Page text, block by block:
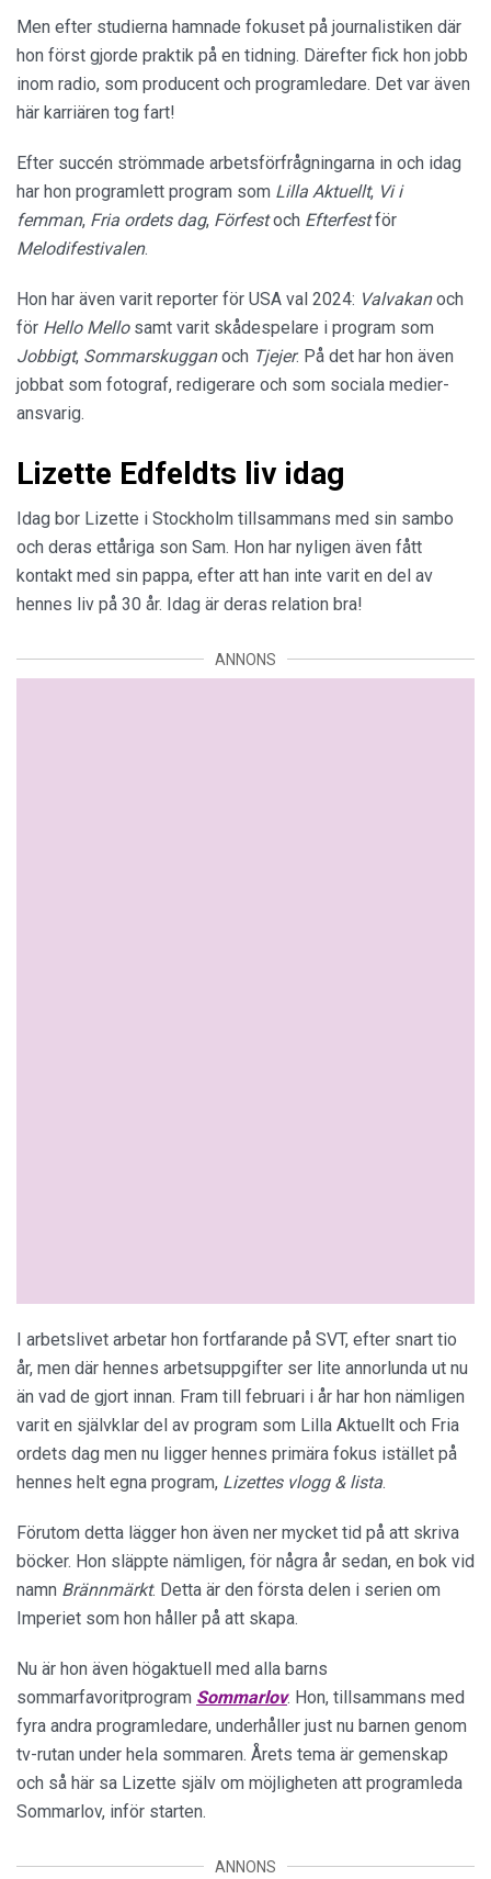
Men efter studierna hamnade fokuset på journalistiken där
hon först gjorde praktik på en tidning. Därefter fick hon jobb
inom radio, som producent och programledare. Det var även
här karriären tog fart!
Efter succén strömmade arbetsförfrågningarna in och idag
har hon programlett program som Lilla Aktuellt, Vi i
femman, Fria ordets dag, Förfestoch Efterfestför
Melodifestivalen.
Hon har även varit reporter för USA val 2024: Valvakanoch
för Hello Mello samt varit skådespelare i program som
Jobbigt, Sommarskugganoch Tjejer. På det har hon även
jobbat som fotograf, redigerare och som sociala medier-
ansvarig.
Lizette Edfeldts liv idag
Idag bor Lizette i Stockholm tillsammans med sin sambo
och deras ettåriga son Sam. Hon har nyligen även fått
kontakt med sin pappa, efter att han inte varit en del av
hennes liv på 30 år. Idag är deras relation bra!
ANNONS
I arbetslivet arbetar hon fortfarande på SVT, efter snart tio
år, men där hennes arbetsuppgifter ser lite annorlunda ut nu
än vad de gjort innan. Fram till februari i år har hon nämligen
varit en självklar del av program som Lilla Aktuellt och Fria
ordets dag men nu ligger hennes primära fokus istället på
hennes helt egna program, Lizettes vlogg & lista.
Förutom detta lägger hon även ner mycket tid på att skriva
böcker. Hon släppte nämligen, för några år sedan, en bok vid
namn Brännmärkt. Detta är den första delen i serien om
Imperiet som hon håller på att skapa.
Nu är hon även högaktuell med alla barns
sommarfavoritprogram Sommarlov. Hon, tillsammans med
fyra andra programledare, underhåller just nu barnen genom
tv-rutan under hela sommaren. Årets tema är gemenskap
och så här sa Lizette själv om möjligheten att programleda
Sommarlov, inför starten.
ANNONS